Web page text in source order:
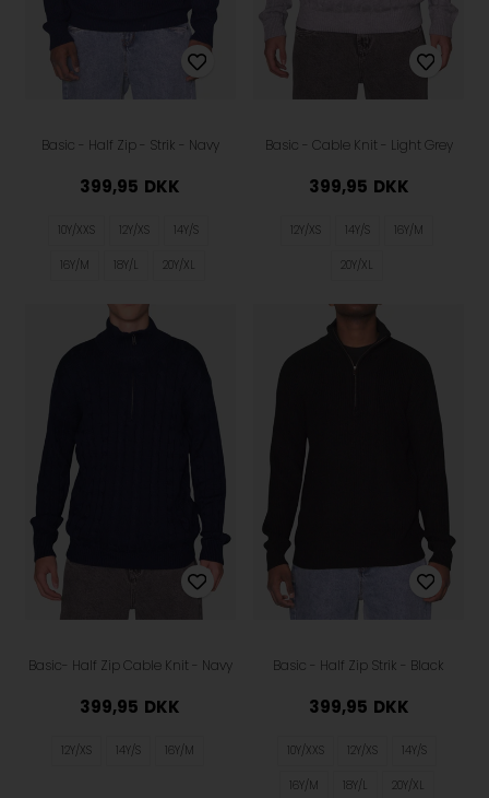
Basic - Half Zip - Strik - Navy
399,95 DKK
10Y/XXS 12Y/XS 14Y/S
16Y/M 18Y/L 20Y/XL
Basic - Cable Knit - Light Grey
399,95 DKK
12Y/XS 14Y/S 16Y/M
20Y/XL
Basic- Half Zip Cable Knit - Navy
399,95 DKK
12Y/XS 14Y/S 16Y/M
Basic - Half Zip Strik - Black
399,95 DKK
10Y/XXS 12Y/XS 14Y/S
16Y/M 18Y/L 20Y/XL